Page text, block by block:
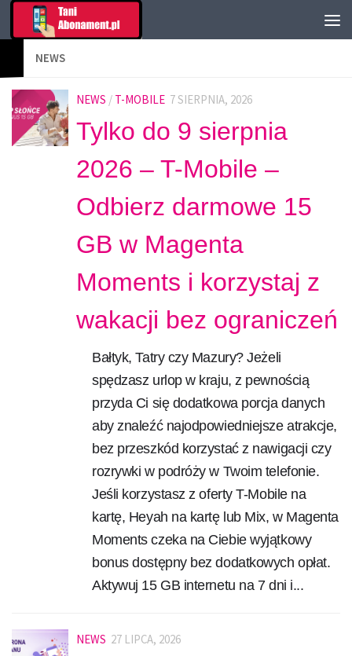
NEWS
NEWS / T-MOBILE 7 SIERPNIA, 2026
Tylko do 9 sierpnia
2026 – T-Mobile –
Odbierz darmowe 15
GB w Magenta
Moments i korzystaj z
wakacji bez ograniczeń
Bałtyk, Tatry czy Mazury? Jeżeli
spędzasz urlop w kraju, z pewnością
przyda Ci się dodatkowa porcja danych
aby znaleźć najodpowiedniejsze atrakcje,
bez przeszkód korzystać z nawigacji czy
rozrywki w podróży w Twoim telefonie.
Jeśli korzystasz z oferty T-Mobile na
kartę, Heyah na kartę lub Mix, w Magenta
Moments czeka na Ciebie wyjątkowy
bonus dostępny bez dodatkowych opłat.
Aktywuj 15 GB internetu na 7 dni i...
NEWS 27 LIPCA, 2026